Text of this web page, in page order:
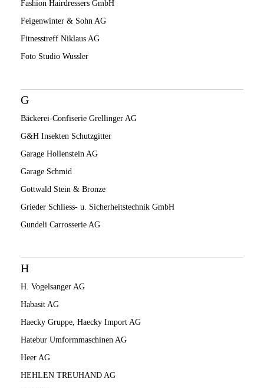
Fashion Hairdressers GmbH
Feigenwinter & Sohn AG
Fitnesstreff Niklaus AG
Foto Studio Wussler
G
Bäckerei-Confiserie Grellinger AG
G&H Insekten Schutzgitter
Garage Hollenstein AG
Garage Schmid
Gottwald Stein & Bronze
Grieder Schliess- u. Sicherheitstechnik GmbH
Gundeli Carrosserie AG
H
H. Vogelsanger AG
Habasit AG
Haecky Gruppe, Haecky Import AG
Hatebur Umformmaschinen AG
Heer AG
HEHLEN TREUHAND AG